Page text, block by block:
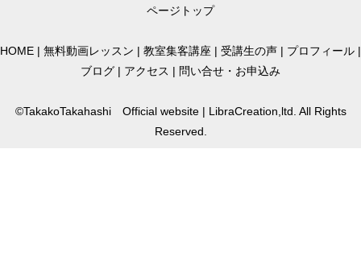
ページトップ
HOME | 無料動画レッスン | 教室集客講座 | 受講生の声 | プロフィール |
ブログ | アクセス | 問い合せ・お申込み
©TakakoTakahashi Official website | LibraCreation,ltd. All Rights
Reserved.